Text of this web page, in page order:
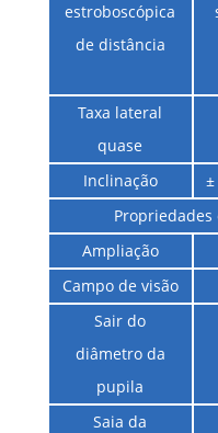
estroboscópica
de distância
Taxa lateral
quase
Inclinação
Ampliação
Campo de visão
Sair do
diâmetro da
pupila
Saia da